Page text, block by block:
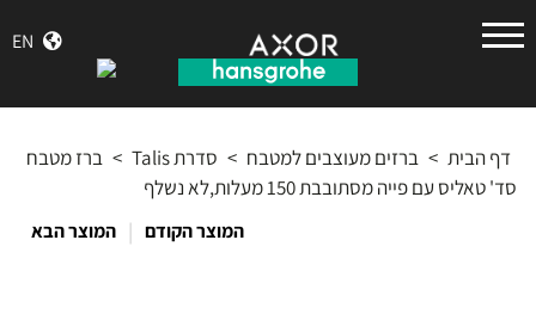
EN
גרואה
דף הבית > ברזים מעוצבים למטבח > סדרת Talis > ברז מטבח
סד' טאליס עם פייה מסתובבת 150 מעלות,לא נשלף
המוצר הקודם | המוצר הבא